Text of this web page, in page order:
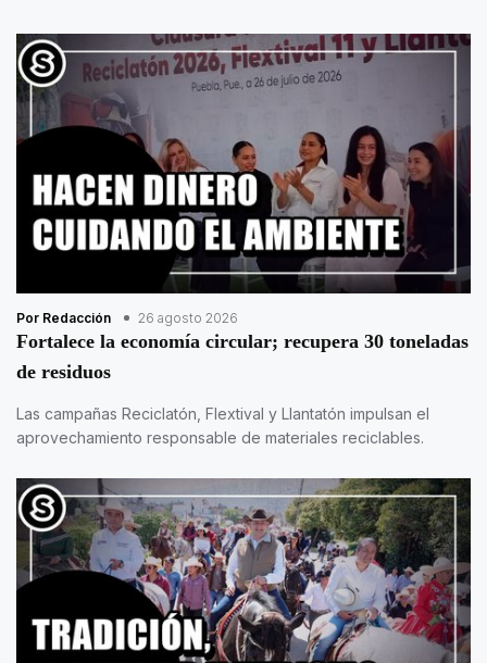
Por Redacción 26 agosto 2026
Fortalece la economía circular; recupera 30 toneladas
de residuos
Las campañas Reciclatón, Flextival y Llantatón impulsan el
aprovechamiento responsable de materiales reciclables.